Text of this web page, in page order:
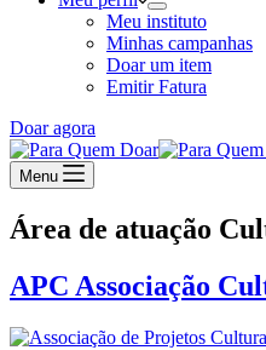
Meu instituto
Minhas campanhas
Doar um item
Emitir Fatura
Doar agora
Menu
Área de atuação
APC Associação